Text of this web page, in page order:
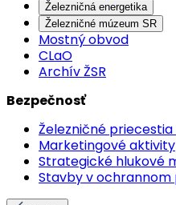
Železničná energetika
Železničné múzeum SR
Mostný obvod
CLaO
Archív ŽSR
Bezpečnosť
Železničné
Marketingové aktivity
Strategické hlukové
Stavby v ochrannom